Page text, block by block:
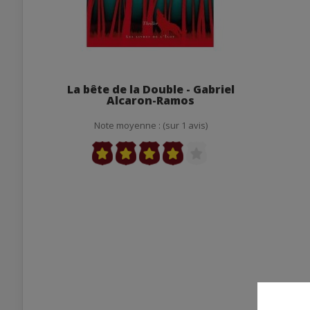
La bête de la Double - Gabriel
Alcaron-Ramos
Note moyenne : (sur 1 avis)